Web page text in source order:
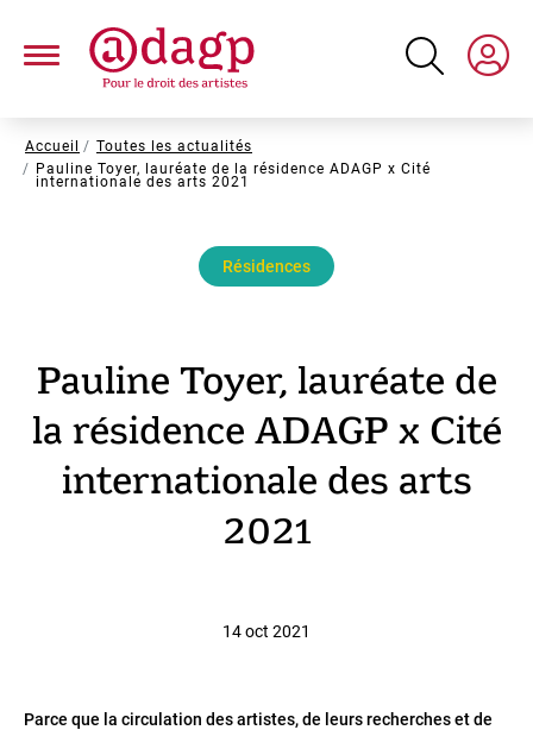
contenu
Fil
d'Ariane
Accueil
Toutes les actualités
Pauline Toyer, lauréate de la résidence ADAGP x Cité
internationale des arts 2021
Résidences
Pauline Toyer, lauréate de
la résidence ADAGP x Cité
internationale des arts
2021
14 oct 2021
Parce que la circulation des artistes, de leurs recherches et de